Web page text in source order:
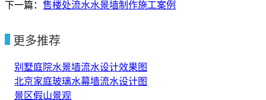
下一篇： 售楼处流水水景墙制作施工案例
更多推荐
别墅庭院水景墙流水设计效果图
北京家庭玻璃水幕墙流水设计图
景区假山景观